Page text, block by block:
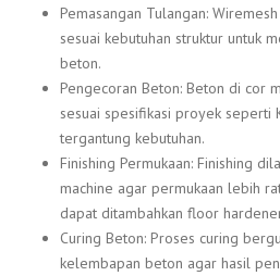
Pemasangan Tulangan:
sesuai kebutuhan struktur untuk
beton.
Pengecoran Beton: Beton di cor
sesuai spesifikasi proyek seperti
tergantung kebutuhan.
Finishing Permukaan: Finishing
machine agar permukaan lebih
dapat ditambahkan floor
Curing Beton: Proses curing
kelembapan beton agar hasil